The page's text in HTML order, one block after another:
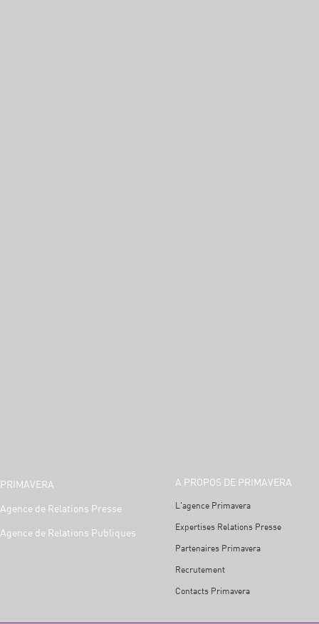
PRIMAVERA
Agence de Relations Presse
Agence de Relations Publiques
A PROPOS DE PRIMAVERA
L'agence Primavera
Expertises Relations Presse
Partenaires Primavera
Recrutement
Contacts Primavera